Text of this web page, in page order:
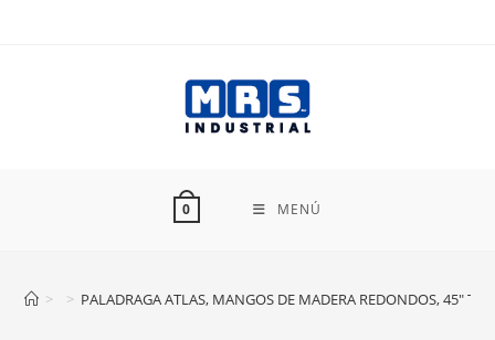
0 MENÚ
> > PALADRAGA ATLAS, MANGOS DE MADERA REDONDOS, 45″